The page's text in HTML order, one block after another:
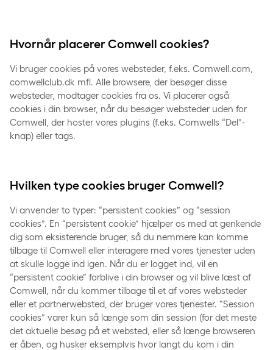
Hvornår placerer Comwell cookies?
Vi bruger cookies på vores websteder, f.eks. Comwell.com,
comwellclub.dk mfl. Alle browsere, der besøger disse
websteder, modtager cookies fra os. Vi placerer også
cookies i din browser, når du besøger websteder uden for
Comwell, der hoster vores plugins (f.eks. Comwells “Del”-
knap) eller tags.
Hvilken type cookies bruger Comwell?
Vi anvender to typer: “persistent cookies” og “session
cookies”. En “persistent cookie” hjælper os med at genkende
dig som eksisterende bruger, så du nemmere kan komme
tilbage til Comwell eller interagere med vores tjenester uden
at skulle logge ind igen. Når du er logget ind, vil en
“persistent cookie” forblive i din browser og vil blive læst af
Comwell, når du kommer tilbage til et af vores websteder
eller et partnerwebsted, der bruger vores tjenester. “Session
cookies” varer kun så længe som din session (for det meste
det aktuelle besøg på et websted, eller så længe browseren
er åben, og husker eksemplvis hvor langt du kom i din